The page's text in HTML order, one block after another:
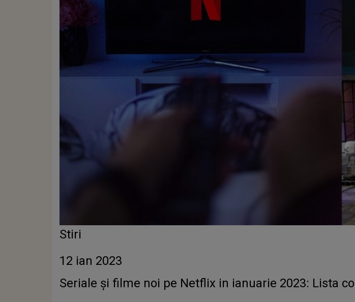
Stiri
12 ian 2023
Seriale și filme noi pe Netflix in ianuarie 2023: Lista